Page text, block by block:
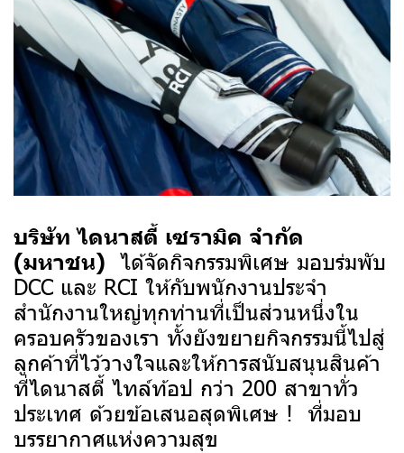
บริษัท ไดนาสตี้ เซรามิค จำกัด
(มหาชน) ได้จัดกิจกรรมพิเศษ มอบร่มพับ
DCC และ RCI ให้กับพนักงานประจำ
สำนักงานใหญ่ทุกท่านที่เป็นส่วนหนึ่งใน
ครอบครัวของเรา ทั้งยังขยายกิจกรรมนี้ไปสู่
ลูกค้าที่ไว้วางใจและให้การสนับสนุนสินค้า
ที่ไดนาสตี้ ไทล์ท้อป กว่า 200 สาขาทั่ว
ประเทศ ด้วยข้อเสนอสุดพิเศษ ! ที่มอบ
บรรยากาศแห่งความสุข